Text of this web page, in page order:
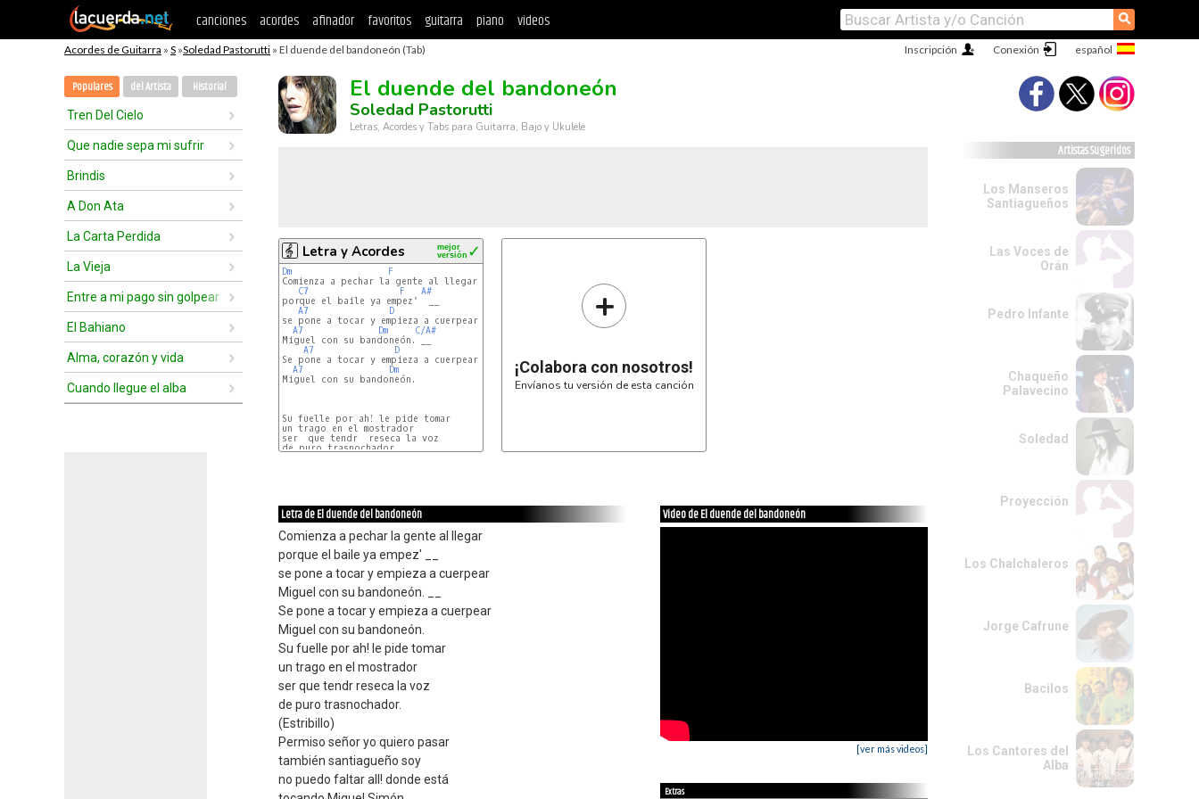
canciones acordes afinador favoritos guitarra piano videos ⚲
Acordes de Guitarra » S »Soledad Pastorutti » El duende del bandoneón (Tab) Conexión
Inscripción
Populares del Artista Historial
Tren Del Cielo
Que nadie sepa mi sufrir
Brindis
A Don Ata
La Carta Perdida
La Vieja
Entre a mi pago sin golpear
El Bahiano
Alma, corazón y vida
Cuando llegue el alba
El duende del bandoneón
Soledad Pastorutti
Letras, Acordes y Tabs para Guitarra, Bajo y Ukulele
Letra y Acordes ✓
mejor
versión
Dm
F
Comienza a pechar la gente al llegar
C7
F
A#
porque el baile ya empez'  __
A7
D
se pone a tocar y empieza a cuerpear
A7
Dm
C/A#
Miguel con su bandoneón. __
A7
D
Se pone a tocar y empieza a cuerpear
A7
Dm
Miguel con su bandoneón.
Su fuelle por ah! le pide tomar
un trago en el mostrador
ser  que tendr  reseca la voz
de puro trasnochador.
+
¡Colabora con nosotros!
Envíanos tu versión de esta canción
Letra de El duende del bandoneón
Comienza a pechar la gente al llegar
porque el baile ya empez' __
se pone a tocar y empieza a cuerpear
Miguel con su bandoneón. __
Se pone a tocar y empieza a cuerpear
Miguel con su bandoneón.
Su fuelle por ah! le pide tomar
un trago en el mostrador
ser que tendr reseca la voz
de puro trasnochador.
(Estribillo)
Permiso señor yo quiero pasar
también santiagueño soy
no puedo faltar all! donde está
Video de El duende del bandoneón
[ver más videos]
Extras
Artistas Sugeridos
Los Manseros
Santiagueños
Las Voces de
Orán
Pedro Infante
Chaqueño
Palavecino
Soledad
Proyección
Los Chalchaleros
Jorge Cafrune
Bacilos
Los Cantores del
Alba